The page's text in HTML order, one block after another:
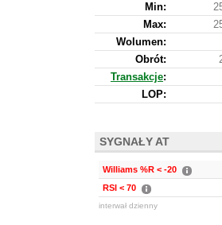
Min:
Max:
Wolumen:
Obrót:
Transakcje:
LOP:
SYGNAŁY AT
Williams %R < -20
RSI < 70
interwał dzienny